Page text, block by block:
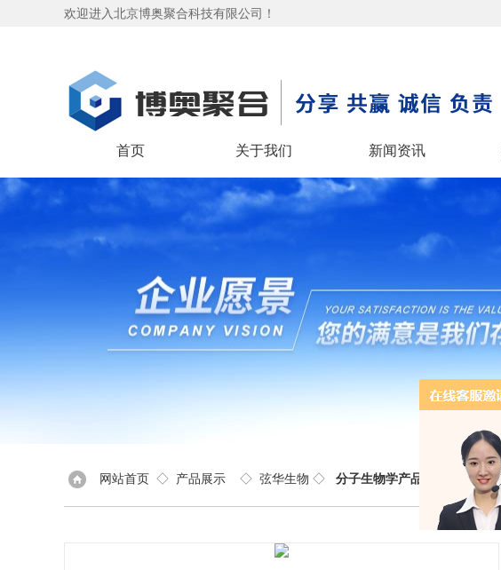
欢迎进入北京博奥聚合科技有限公司！
首页 关于我们 新闻资讯
网站首页 ◇ 产品展示 ◇ 弦华生物 ◇ 分子生物学产品 > EV0070弦